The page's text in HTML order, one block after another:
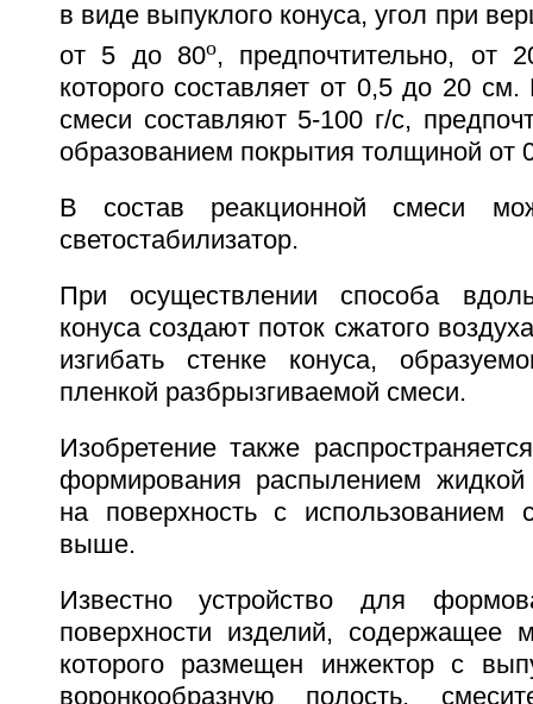
в виде выпуклого конуса, угол при
от 5 до 80о, предпочтительно, от
которого составляет от 0,5 до 20
смеси составляют 5-100 г/с,
образованием покрытия толщиной от
В состав реакционной смеси
светостабилизатор.
При осуществлении способа
конуса создают поток сжатого
изгибать стенке конуса,
пленкой разбрызгиваемой смеси.
Изобретение также
формирования распылением жидкой
на поверхность с использованием
выше.
Известно устройство для
поверхности изделий, содержащее
которого размещен инжектор с
воронкообразную полость,